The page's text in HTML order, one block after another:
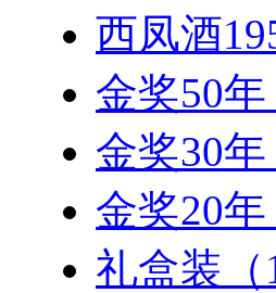
西凤酒
金奖50年
金奖30年
金奖20年
礼盒装（